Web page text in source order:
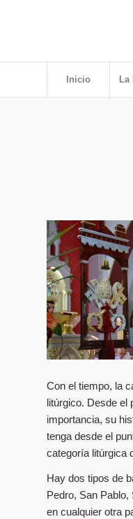
Inicio La
Con el tiempo, la
litúrgico. Desde el
importancia, su
tenga desde el
categoría litúrgica
Hay dos tipos de
Pedro, San
en cualquier otra